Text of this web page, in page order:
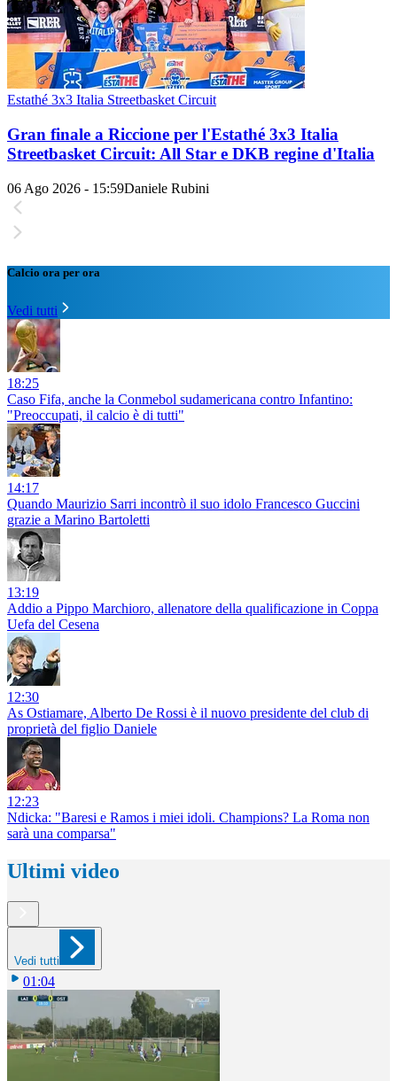
Estathé 3x3 Italia Streetbasket Circuit
Gran finale a Riccione per l'Estathé 3x3 Italia
Streetbasket Circuit: All Star e DKB regine d'Italia
06 Ago 2026 - 15:59Daniele Rubini
Calcio ora per ora
Vedi tutti
18:25
Caso Fifa, anche la Conmebol sudamericana contro Infantino:
"Preoccupati, il calcio è di tutti"
14:17
Quando Maurizio Sarri incontrò il suo idolo Francesco Guccini
grazie a Marino Bartoletti
13:19
Addio a Pippo Marchioro, allenatore della qualificazione in Coppa
Uefa del Cesena
12:30
As Ostiamare, Alberto De Rossi è il nuovo presidente del club di
proprietà del figlio Daniele
12:23
Ndicka: "Baresi e Ramos i miei idoli. Champions? La Roma non
sarà una comparsa"
Ultimi video
Vedi tutti
01:04